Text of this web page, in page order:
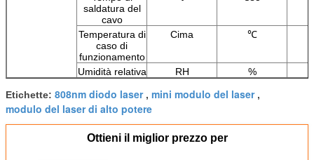
saldatura del
cavo
Temperatura di
caso di
funzionamento
Cima ℃
Umidità relativa RH %
Etichette: 808nm diodo laser, mini modulo del laser,
modulo del laser di alto potere
Ottieni il miglior prezzo per